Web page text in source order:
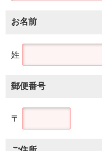
お名前
姓
郵便番号
〒